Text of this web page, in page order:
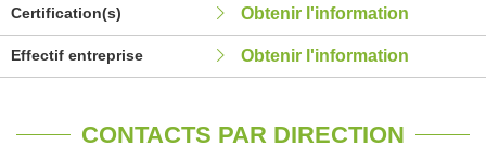
Certification(s) Obtenir l'information
Effectif entreprise Obtenir l'information
CONTACTS PAR DIRECTION